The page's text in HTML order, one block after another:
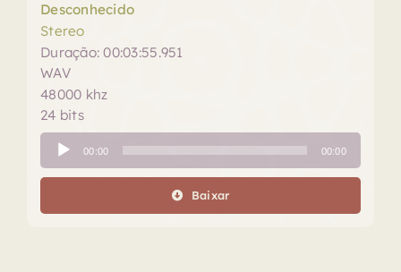
Desconhecido
Stereo
Duração: 00:03:55.951
WAV
48000 khz
24 bits
Tocador
de
áudio
00:00 00:00
Baixar